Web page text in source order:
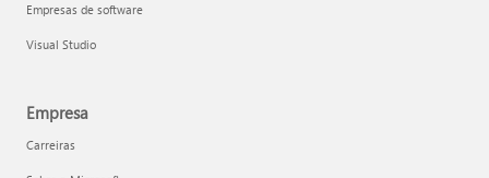
Empresas de software
Visual Studio
Empresa
Carreiras